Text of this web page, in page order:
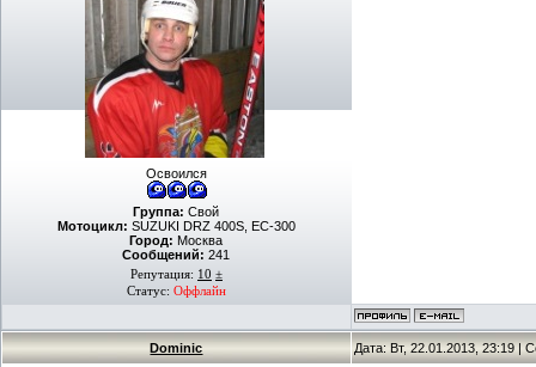
Освоился
Группа: Свой
Мотоцикл: SUZUKI DRZ 400S, EC-300
Город: Москва
Сообщений: 241
Репутация: 10 ±
Статус: Оффлайн
Dominic Дата: Вт, 22.01.2013, 23:19 |